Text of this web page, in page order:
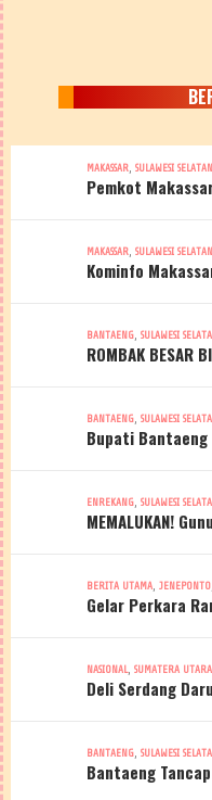
MAKASSAR, SULAWESI SELATAN
Pemkot
MAKASSAR, SULAWESI SELATAN
Kominfo
BANTAENG, SULAWESI
ROMBAK BESAR
BANTAENG, SULAWESI
Bupati
ENREKANG, SULAWESI
MEMALUKAN!
BERITA UTAMA, JENEPONTO
Gelar Perkara
NASIONAL, SUMATERA UTARA
Deli Serdang
BANTAENG, SULAWESI
Bantaeng